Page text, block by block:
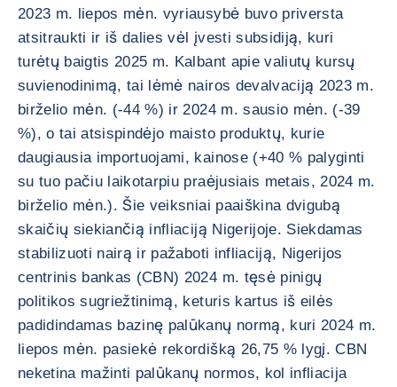
2023 m. liepos mėn. vyriausybė buvo priversta
atsitraukti ir iš dalies vėl įvesti subsidiją, kuri
turėtų baigtis 2025 m. Kalbant apie valiutų kursų
suvienodinimą, tai lėmė nairos devalvaciją 2023 m.
birželio mėn. (-44 %) ir 2024 m. sausio mėn. (-39
%), o tai atsispindėjo maisto produktų, kurie
daugiausia importuojami, kainose (+40 % palyginti
su tuo pačiu laikotarpiu praėjusiais metais, 2024 m.
birželio mėn.). Šie veiksniai paaiškina dvigubą
skaičių siekiančią infliaciją Nigerijoje. Siekdamas
stabilizuoti nairą ir pažaboti infliaciją, Nigerijos
centrinis bankas (CBN) 2024 m. tęsė pinigų
politikos sugriežtinimą, keturis kartus iš eilės
padidindamas bazinę palūkanų normą, kuri 2024 m.
liepos mėn. pasiekė rekordišką 26,75 % lygį. CBN
neketina mažinti palūkanų normos, kol infliacija